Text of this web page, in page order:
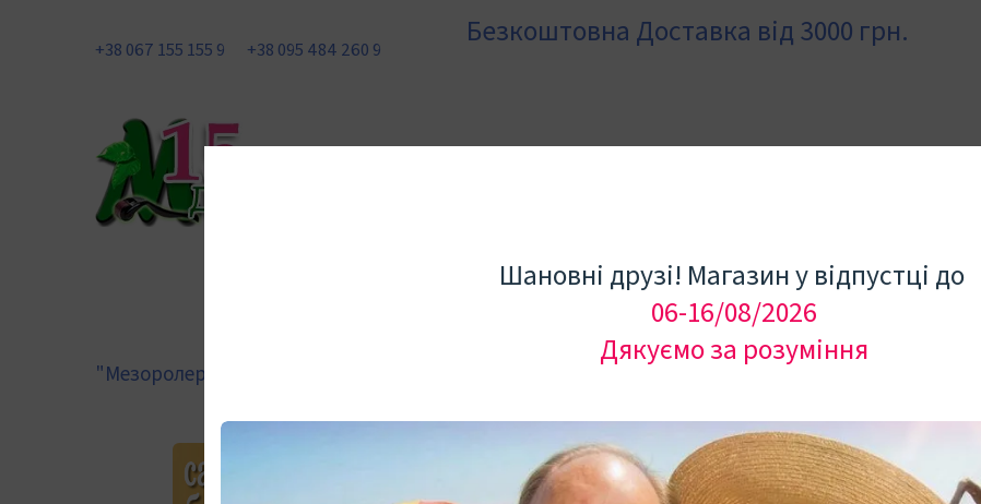
+38 067 155 155 9 +38 095 484 260 9 Безкоштовна Доставка від 3000 грн.
"Мезоролер Україна"
Під замовлення
Термоустілки,
Шановні друзі! Магазин у відпустці до
06-16/08/2026
Дякуємо за розуміння